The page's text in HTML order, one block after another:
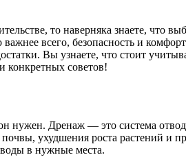
то наверняка знаете, что
всего, безопасность и
Вы узнаете, что стоит
конкретных советов!
нужен. Дренаж — это система
ухудшения роста растений и
в нужные места.